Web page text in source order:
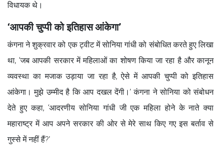
विधायक थे।
‘आपकी चुप्पी को इतिहास आंकेगा’
कंगना ने शुक्रवार को एक ट्वीट में सोनिया गांधी को संबोधित करते हुए लिखा
था, ‘जब आपकी सरकार में महिलाओं का शोषण किया जा रहा है और कानून
व्यवस्था का मजाक उड़ाया जा रहा है, ऐसे में आपकी चुप्पी को इतिहास
आंकेगा। मुझे उम्मीद है कि आप दखल देंगी।’ कंगना ने सोनिया को संबोधन
देते हुए कहा, ‘आदरणीय सोनिया गांधी जी एक महिला होने के नाते क्या
महाराष्ट्र में आप अपने सरकार की ओर से मेरे साथ किए गए इस बर्ताव से
गुस्से में नहीं हैं?’